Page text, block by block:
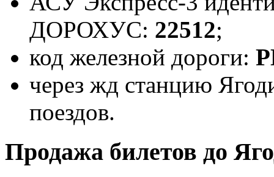
ДОРОХУС: 22512;
код железной дороги:
через жд станцию
поездов.
Продажа билетов до